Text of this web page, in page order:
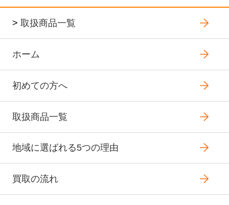
> 取扱商品一覧
ホーム
初めての方へ
取扱商品一覧
地域に選ばれる5つの理由
買取の流れ